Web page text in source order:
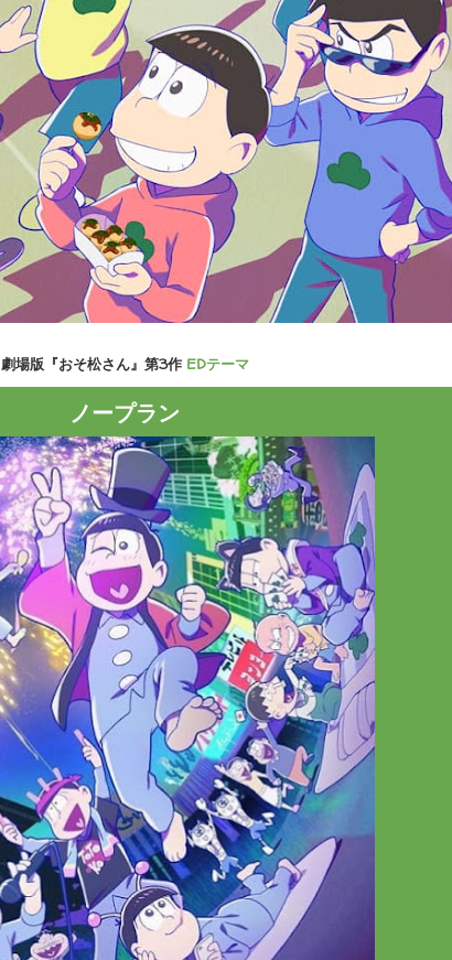
劇場版『おそ松さん』第3作 EDテーマ
ノープラン